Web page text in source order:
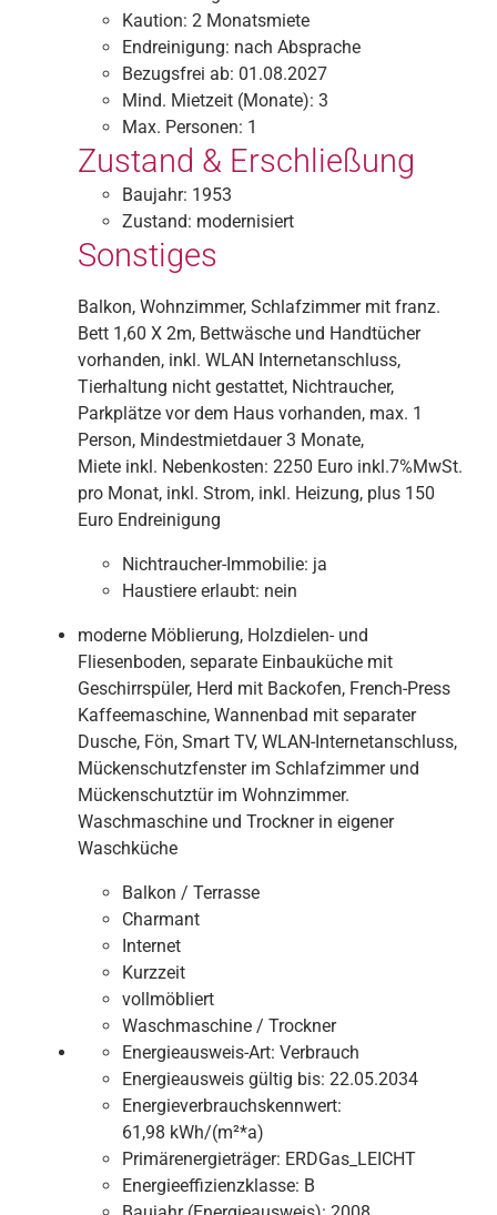
Kaution: 2 Monatsmiete
Endreinigung: nach Absprache
Bezugsfrei ab: 01.08.2027
Mind. Mietzeit (Monate): 3
Max. Personen: 1
Zustand & Erschließung
Baujahr: 1953
Zustand: modernisiert
Sonstiges
Balkon, Wohnzimmer, Schlafzimmer mit franz.
Bett 1,60 X 2m, Bettwäsche und Handtücher
vorhanden, inkl. WLAN Internetanschluss,
Tierhaltung nicht gestattet, Nichtraucher,
Parkplätze vor dem Haus vorhanden, max. 1
Person, Mindestmietdauer 3 Monate,
Miete inkl. Nebenkosten: 2250 Euro inkl.7%MwSt.
pro Monat, inkl. Strom, inkl. Heizung, plus 150
Euro Endreinigung
Nichtraucher-Immobilie: ja
Haustiere erlaubt: nein
moderne Möblierung, Holzdielen- und
Fliesenboden, separate Einbauküche mit
Geschirrspüler, Herd mit Backofen, French-Press
Kaffeemaschine, Wannenbad mit separater
Dusche, Fön, Smart TV, WLAN-Internetanschluss,
Mückenschutzfenster im Schlafzimmer und
Mückenschutztür im Wohnzimmer.
Waschmaschine und Trockner in eigener
Waschküche
Balkon / Terrasse
Charmant
Internet
Kurzzeit
vollmöbliert
Waschmaschine / Trockner
Energieausweis-Art: Verbrauch
Energieausweis gültig bis: 22.05.2034
Energieverbrauchskennwert:
61,98 kWh/(m²*a)
Primärenergieträger: ERDGas_LEICHT
Energieeffizienzklasse: B